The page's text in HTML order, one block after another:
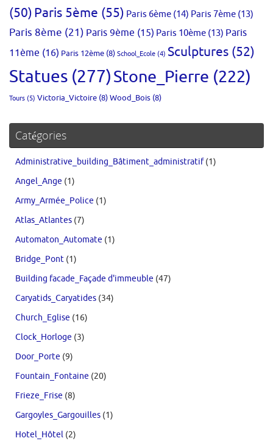
(50)Paris 5ème (55) Paris 6ème (14) Paris 7ème (13)
Paris 8ème (21) Paris 9ème (15) Paris 10ème (13) Paris
11ème (16) Paris 12ème (8) School_Ecole (4) Sculptures (52)
Statues (277)Stone_Pierre (222)
Tours (5) Victoria_Victoire (8)Wood_Bois (8)
Catégories
Administrative_building_Bâtiment_administratif(1)
Angel_Ange (1)
Army_Armée_Police (1)
Atlas_Atlantes (7)
Automaton_Automate (1)
Bridge_Pont (1)
Building facade_Façade d'immeuble (47)
Caryatids_Caryatides (34)
Church_Eglise (16)
Clock_Horloge (3)
Door_Porte (9)
Fountain_Fontaine (20)
Frieze_Frise (8)
Gargoyles_Gargouilles (1)
Hotel_Hôtel (2)